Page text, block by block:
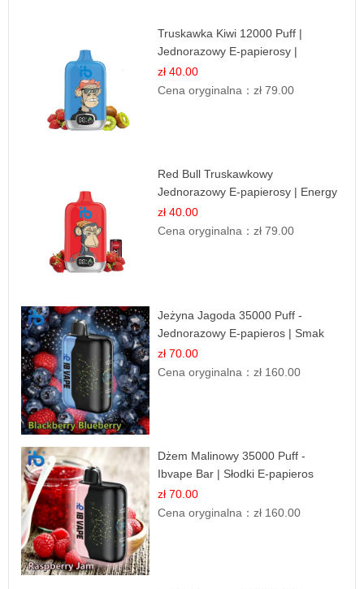
Truskawka Kiwi 12000 Puff |
Jednorazowy E-papierosy |
Owocowa Mieszanka
zł 40.00
Cena oryginalna：zł 79.00
Red Bull Truskawkowy
Jednorazowy E-papierosy | Energy
Drink Smak
zł 40.00
Cena oryginalna：zł 79.00
Jeżyna Jagoda 35000 Puff -
Jednorazowy E-papieros | Smak
Leśnych Owoców
zł 70.00
Cena oryginalna：zł 160.00
Dżem Malinowy 35000 Puff -
Ibvape Bar | Słodki E-papieros
Jednorazowy
zł 70.00
Cena oryginalna：zł 160.00